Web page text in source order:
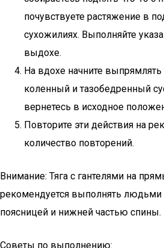
почувствуете растяжение в
сухожилиях. Выполняйте
выдохе.
На вдохе начните выпрямлять
коленный и тазобедренный
вернетесь в исходное
Повторите эти действия на
количество повторений.
Внимание: Тяга с гантелями на
рекомендуется выполнять
поясницей и нижней частью спины.
Советы по выполнению: